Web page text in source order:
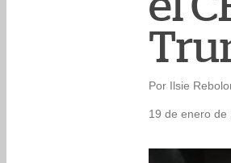
Por Ilsie
19 de enero de